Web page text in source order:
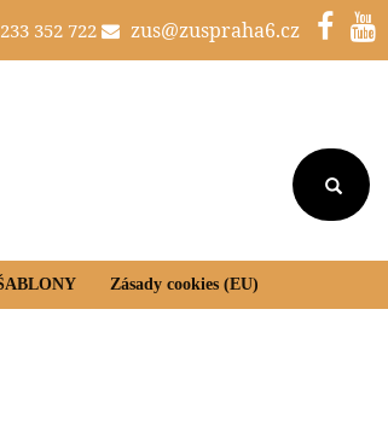
352 722 zus@zuspraha6.cz
Zásady cookies (EU)